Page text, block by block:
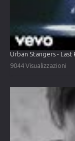
Urban Stangers - Last
9044 Visualizzazioni